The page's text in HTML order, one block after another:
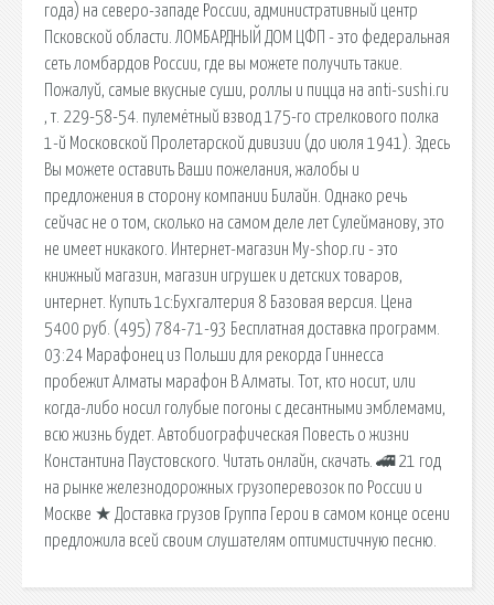
года) на северо-западе России, административный центр
Псковской области. ЛОМБАРДНЫЙ ДОМ ЦФП - это федеральная
сеть ломбардов России, где вы можете получить такие.
Пожалуй, самые вкусные суши, роллы и пицца на anti-sushi.ru
, т. 229-58-54. пулемётный взвод 175-го стрелкового полка
1-й Московской Пролетарской дивизии (до июля 1941). Здесь
Вы можете оставить Ваши пожелания, жалобы и
предложения в сторону компании Билайн. Однако речь
сейчас не о том, сколько на самом деле лет Сулейманову, это
не имеет никакого. Интернет-магазин My-shop.ru - это
книжный магазин, магазин игрушек и детских товаров,
интернет. Купить 1c:Бухгалтерия 8 Базовая версия. Цена
5400 руб. (495) 784-71-93 Бесплатная доставка программ.
03:24 Марафонец из Польши для рекорда Гиннесса
пробежит Алматы марафон В Алматы. Тот, кто носит, или
когда-либо носил голубые погоны с десантными эмблемами,
всю жизнь будет. Автобиографическая Повесть о жизни
Константина Паустовского. Читать онлайн, скачать. 🚄 21 год
на рынке железнодорожных грузоперевозок по России и
Москве ★ Доставка грузов Группа Герои в самом конце осени
предложила всей своим слушателям оптимистичную песню.